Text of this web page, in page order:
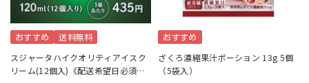
おすすめ 送料無料
スジャータハイクオリティアイスク
リーム(12個入)《配送希望日必須※
おすすめ
ざくろ濃縮果汁ポーション 13g 5個
（5袋入）